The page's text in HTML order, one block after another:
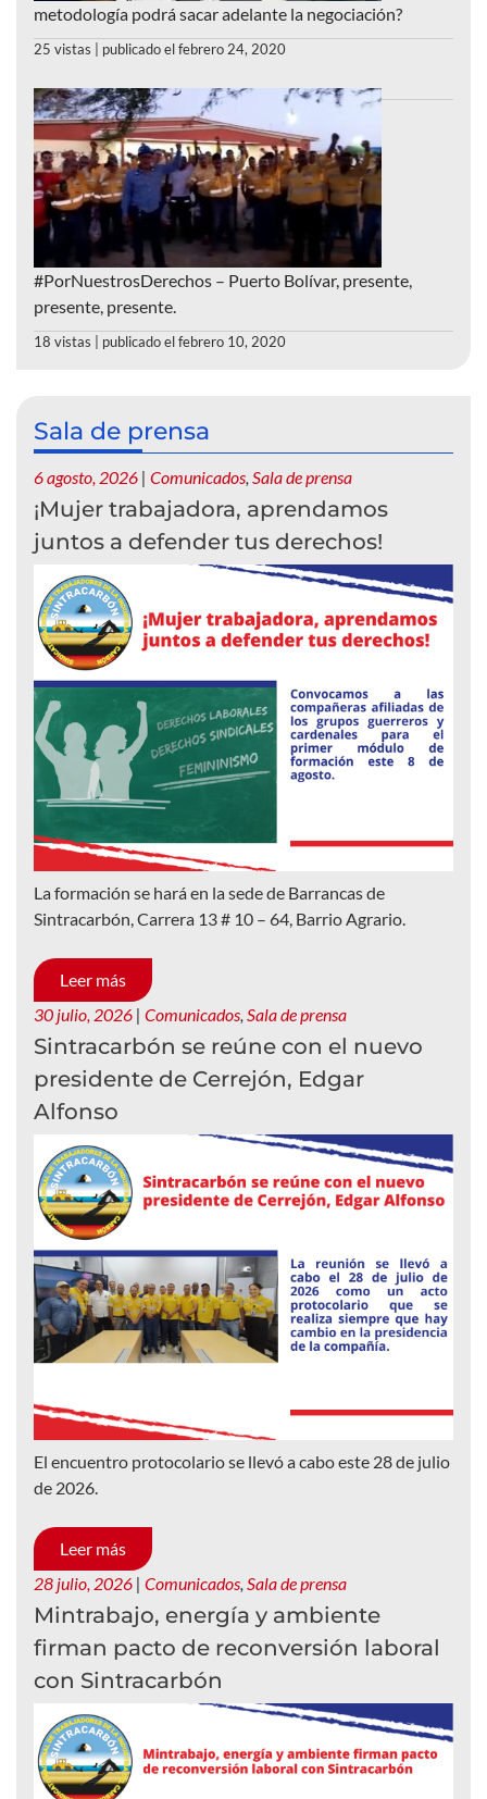
metodología podrá sacar adelante la negociación?
25 vistas publicado el febrero 24, 2020
#PorNuestrosDerechos – Puerto Bolívar, presente,
presente, presente.
18 vistas publicado el febrero 10, 2020
Sala de prensa
6 agosto, 2026 | Comunicados, Sala de prensa
¡Mujer trabajadora, aprendamos
juntos a defender tus derechos!
La formación se hará en la sede de Barrancas de
Sintracarbón, Carrera 13 # 10 – 64, Barrio Agrario.
Leer más
30 julio, 2026 | Comunicados Sala de prensa
Sintracarbón se reúne con el nuevo
presidente de Cerrejón, Edgar
Alfonso
El encuentro protocolario se llevó a cabo este 28 de julio
de 2026.
Leer más
28 julio, 2026 | Comunicados, Sala de prensa
Mintrabajo, energía y ambiente
firman pacto de reconversión laboral
con Sintracarbón